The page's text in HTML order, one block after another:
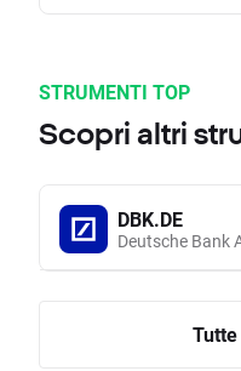
STRUMENTI TOP
Scopri altri
DBK.DE
Deutsche Bank